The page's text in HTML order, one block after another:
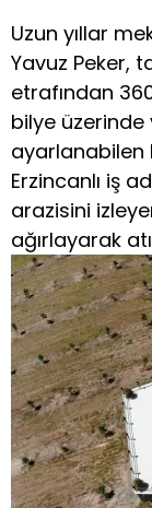
Uzun yıllar
Yavuz Peker,
etrafından
bilye
ayarlanabilen
Erzincanlı iş
arazisini
ağırlayarak